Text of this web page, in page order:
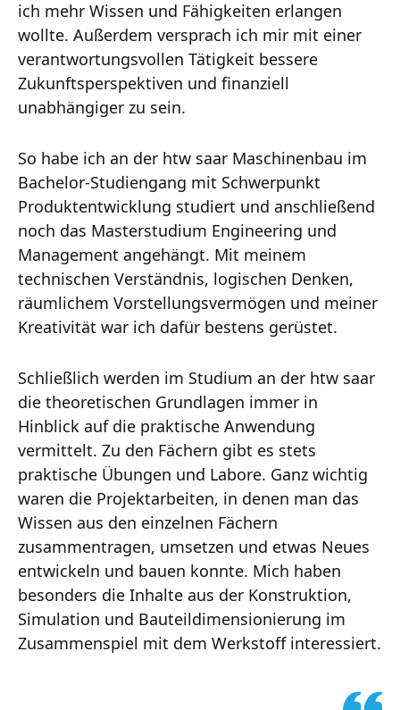
ich mehr Wissen und Fähigkeiten erlangen
wollte. Außerdem versprach ich mir mit einer
verantwortungsvollen Tätigkeit bessere
Zukunftsperspektiven und finanziell
unabhängiger zu sein.
So habe ich an der htw saar Maschinenbau im
Bachelor-Studiengang mit Schwerpunkt
Produktentwicklung studiert und anschließend
noch das Masterstudium Engineering und
Management angehängt. Mit meinem
technischen Verständnis, logischen Denken,
räumlichem Vorstellungsvermögen und meiner
Kreativität war ich dafür bestens gerüstet.
Schließlich werden im Studium an der htw saar
die theoretischen Grundlagen immer in
Hinblick auf die praktische Anwendung
vermittelt. Zu den Fächern gibt es stets
praktische Übungen und Labore. Ganz wichtig
waren die Projektarbeiten, in denen man das
Wissen aus den einzelnen Fächern
zusammentragen, umsetzen und etwas Neues
entwickeln und bauen konnte. Mich haben
besonders die Inhalte aus der Konstruktion,
Simulation und Bauteildimensionierung im
Zusammenspiel mit dem Werkstoff interessiert.